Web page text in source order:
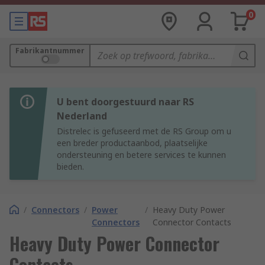
0
Fabrikantnummer
U bent doorgestuurd naar RS
Nederland
Distrelec is gefuseerd met de RS Group om u
een breder productaanbod, plaatselijke
ondersteuning en betere services te kunnen
bieden.
/ Connectors / Power
Connectors
/ Heavy Duty Power
Connector Contacts
Heavy Duty Power Connector